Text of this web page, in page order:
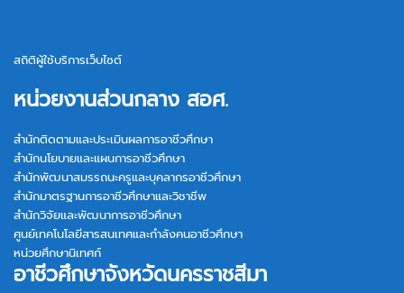
สถิติผู้ใช้บริการเว็บไซต์
หน่วยงานส่วนกลาง สอศ.
สำนักติดตามและประเมินผลการอาชีวศึกษา
สำนักนโยบายและแผนการอาชีวศึกษา
สำนักพัฒนาสมรรถนะครูและบุคลากรอาชีวศึกษา
สำนักมาตรฐานการอาชีวศึกษาและวิชาชีพ
สำนักวิจัยและพัฒนาการอาชีวศึกษา
ศูนย์เทคโนโลยีสารสนเทศและกำลังคนอาชีวศึกษา
หน่วยศึกษานิเทศก์
อาชีวศึกษาจังหวัดนครราชสีมา